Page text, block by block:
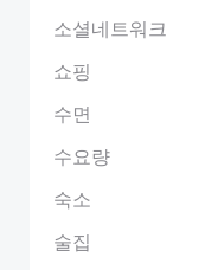
소셜네트워크
쇼핑
수면
수요량
숙소
술집